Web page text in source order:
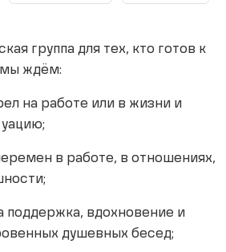
группа для тех, кто готов к
мы ждём:
на работе или в жизни и
в работе, в отношениях,
вдохновение и
душевных бесед;